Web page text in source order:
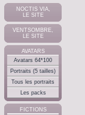
NOCTIS VIA,
LE SITE
VENTSOMBRE,
LE SITE
AVATARS
Avatars 64*100
Portraits (5 tailles)
Tous les portraits
Les packs
FICTIONS